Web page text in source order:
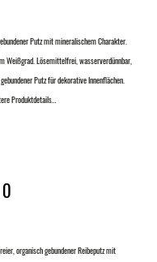
Putz mit mineralischem Charakter.
Weißgrad. Lösemittelfrei, wasserverdünnbar,
Putz für dekorative Innenflächen.
Produktdetails…
organisch gebundener Reibeputz mit